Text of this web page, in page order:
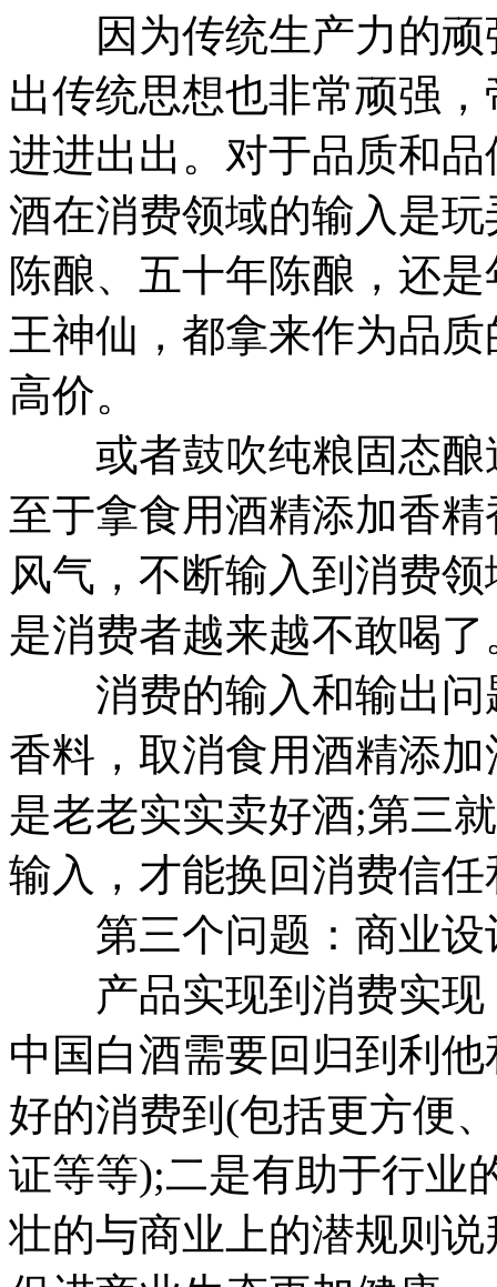
因为传统生产力的顽
出传统思想也非常顽强
进进出出。对于品质和
酒在消费领域的输入是
陈酿、五十年陈酿，还
王神仙，都拿来作为品
高价。
或者鼓吹纯粮固态酿
至于拿食用酒精添加香
风气，不断输入到消费
是消费者越来越不敢喝了
消费的输入和输出问
香料，取消食用酒精添
是老老实实卖好酒;第三
输入，才能换回消费信
第三个问题：商业设
产品实现到消费实现
中国白酒需要回归到利
好的消费到(包括更方便
证等等);二是有助于行业
壮的与商业上的潜规则